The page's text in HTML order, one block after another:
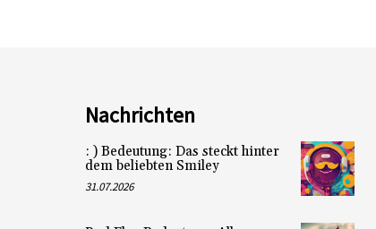
Nachrichten
: ) Bedeutung: Das steckt hinter
dem beliebten Smiley
31.07.2026